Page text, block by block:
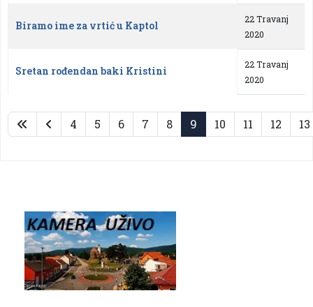
Biramo ime za vrtić u Kaptol
22 Travanj
2020
Sretan rođendan baki Kristini
22 Travanj
2020
Stranica 9 od 29
4 5 6 7 8 9 10 11 12 13